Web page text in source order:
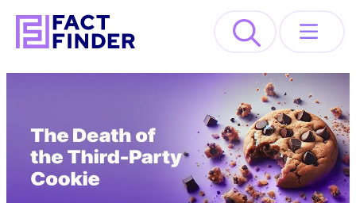
Industrien
Ressourcen